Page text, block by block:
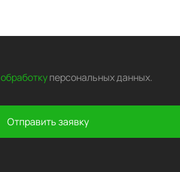
обработку персональных данных.
Отправить заявку